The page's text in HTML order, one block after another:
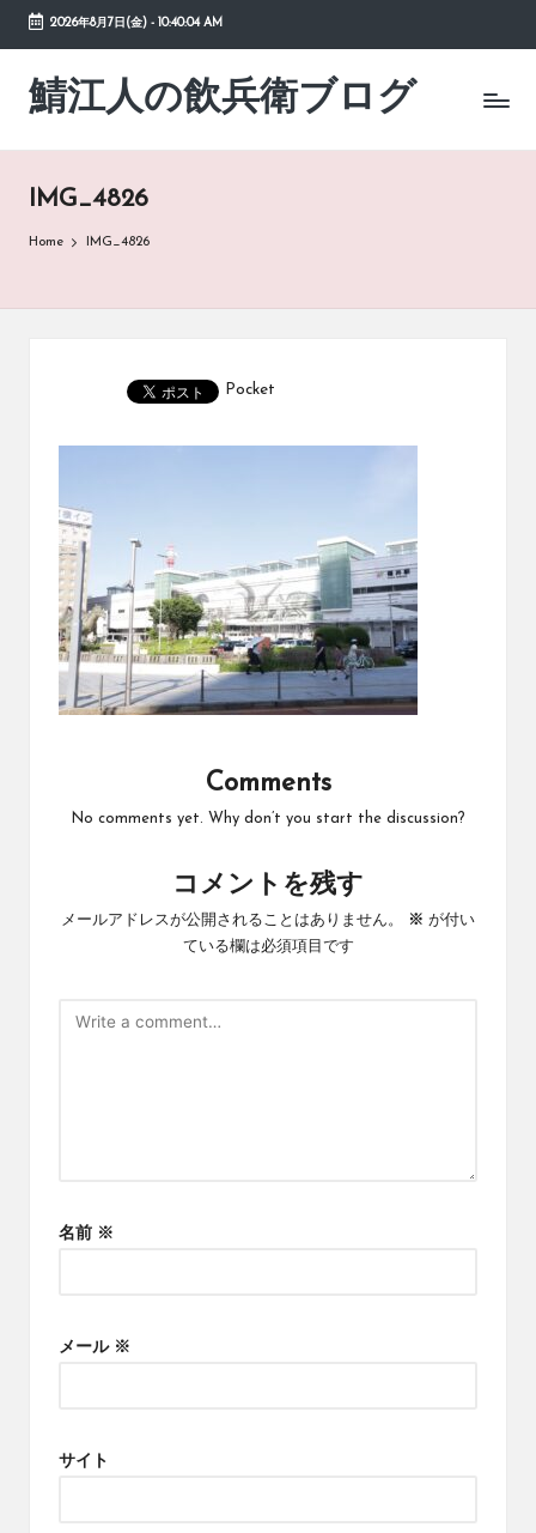
Skip
content
2026年8月7日(金)- 10:40:04 AM
鯖江人の飲兵衛ブログ
日々
の
草
IMG_4826
Home IMG_4826
Pocket
Comments
No comments yet. Why don’t you start the discussion?
コメントを残す
メールアドレスが公開されることはありません。 ※ が付い
ている欄は必須項目です
名前 ※
メール ※
サイト